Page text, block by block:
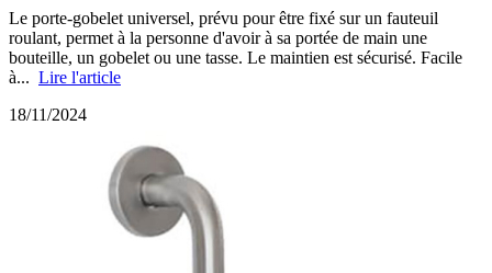
Le porte-gobelet universel, prévu pour être fixé sur un fauteuil
roulant, permet à la personne d'avoir à sa portée de main une
bouteille, un gobelet ou une tasse. Le maintien est sécurisé. Facile
à... Lire l'article
18/11/2024